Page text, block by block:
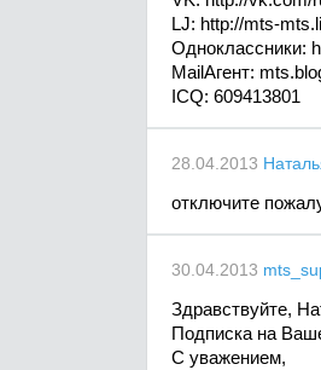
LJ: http://mts-
Одноклассники:
MailАгент:
ICQ: 609413801
28.04.2013
отключите
30.04.2013
Здравствуйте,
Подписка на
С уважением,